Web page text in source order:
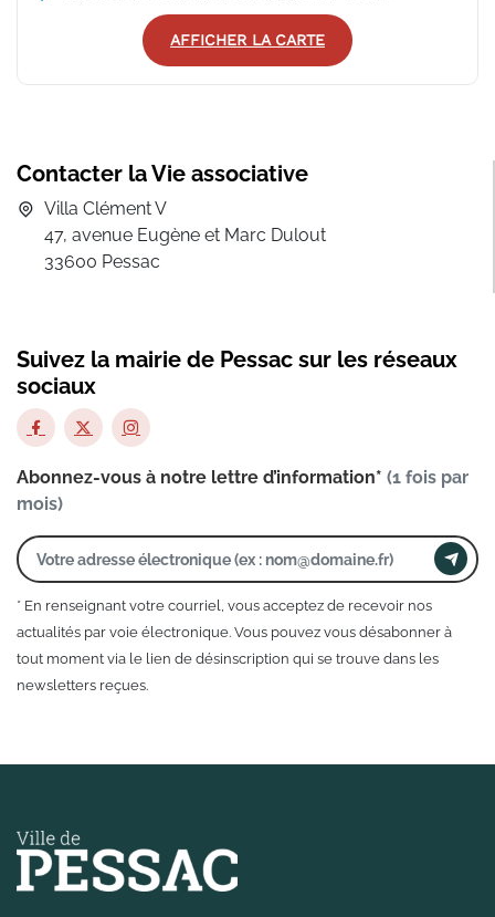
AFFICHER LA CARTE
Contacter la Vie associative
Villa Clément V
47, avenue Eugène et Marc Dulout
33600 Pessac
Suivez la mairie de Pessac sur les réseaux
sociaux
Abonnez-vous à notre lettre d’information* (1 fois par
mois)
* En renseignant votre courriel, vous acceptez de recevoir nos
actualités par voie électronique. Vous pouvez vous désabonner à
tout moment via le lien de désinscription qui se trouve dans les
newsletters reçues.